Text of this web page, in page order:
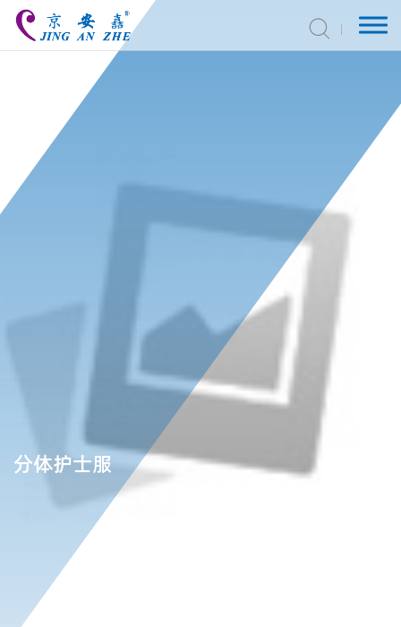
分体护士服